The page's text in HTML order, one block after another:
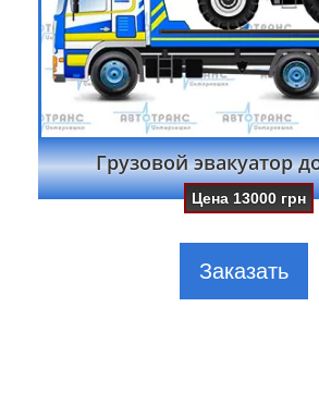
Грузовой эвакуатор
Цена 13000 грн
Заказать